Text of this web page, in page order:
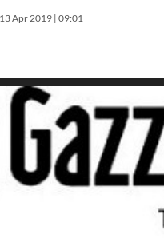
13 Apr 2019 | 09:01